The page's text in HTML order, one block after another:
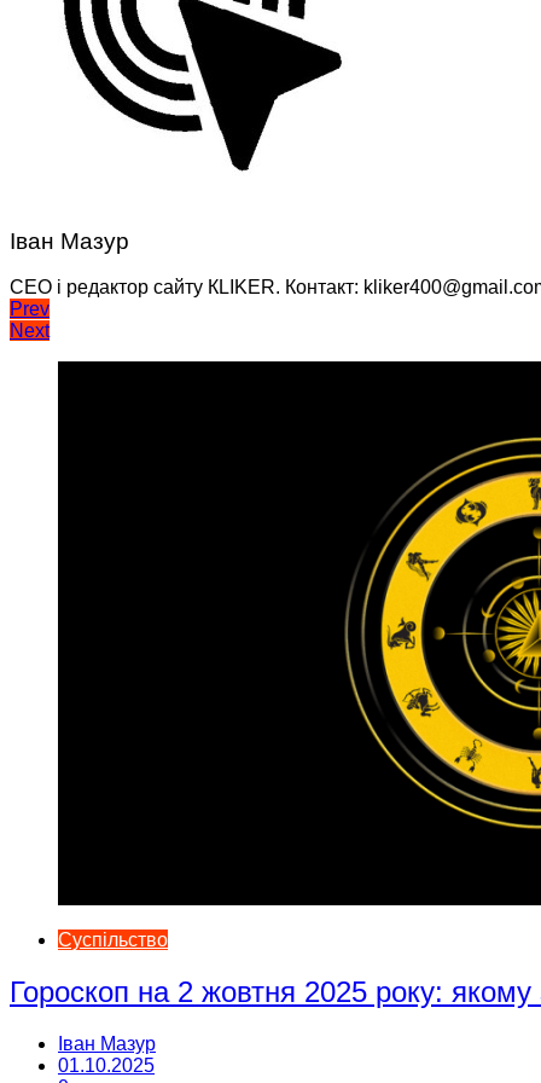
Іван Мазур
CEO і редактор сайту КLIKER. Контакт:
Навігація
записів
Prev
Next
Суспільство
Гороскоп на 2 жовтня 2025 року:
Іван Мазур
01.10.2025